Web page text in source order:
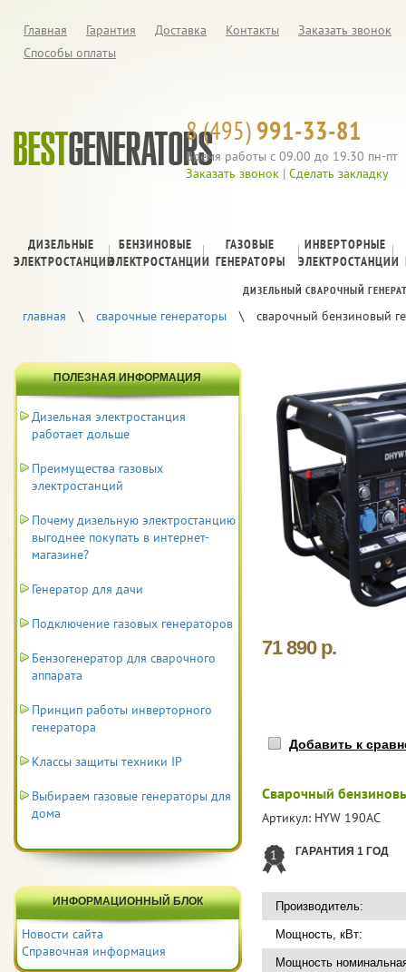
Главная Гарантия Доставка Контакты
Заказать звонок
Способы оплаты
8 (495)991-33-81
Время работы с 09.00 до 19.30 пн-пт
Заказать звонок | Сделать закладку
ДИЗЕЛЬНЫЕ
ЭЛЕКТРОСТАНЦИИ
БЕНЗИНОВЫЕ
ЭЛЕКТРОСТАНЦИИ
ГАЗОВЫЕ
ГЕНЕРАТОРЫ
ИНВЕРТОРНЫЕ
ЭЛЕКТРОСТАНЦИИ
ДИЗЕЛЬНЫЙ СВАРОЧНЫЙ
главная \ сварочные генераторы \ сварочный бензиновый
71 890 р.
Добавить к
Сварочный
Артикул: HYW 190AC
1 ГАРАНТИЯ 1 ГОД
Производитель:
Мощность, кВт:
Мощность
ПОЛЕЗНАЯ ИНФОРМАЦИЯ
Дизельная электростанция
работает дольше
Преимущества газовых
электростанций
Почему дизельную электростанцию
выгоднее покупать в интернет-
магазине?
Генератор для дачи
Подключение газовых генераторов
Бензогенератор для сварочного
аппарата
Принцип работы инверторного
генератора
Классы защиты техники IP
Выбираем газовые генераторы для
дома
ИНФОРМАЦИОННЫЙ БЛОК
Новости сайта
Справочная информация